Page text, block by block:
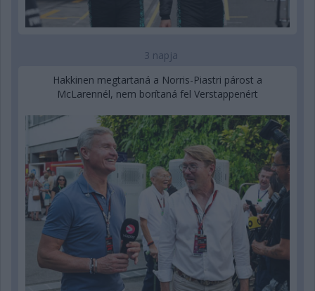
3 napja
Hakkinen megtartaná a Norris-Piastri párost a
McLarennél, nem borítaná fel Verstappenért